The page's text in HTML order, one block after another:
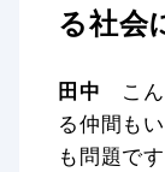
る社会
田中 こ
る仲間も
も問題で